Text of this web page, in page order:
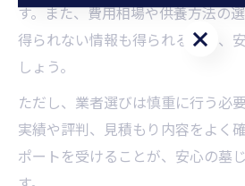
す。また、費用相場や供養方法の
得られない情報も得られるため、
しょう。
ただし、業者選びは慎重に行う必
実績や評判、見積もり内容をよく
ポートを受けることが、安心の墓
お気軽にお問い合わせ